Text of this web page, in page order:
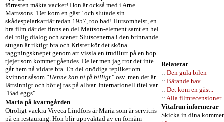
förresten mäkta vacker! Hon är också med i Arne
Mattssons "Det kom en gäst" och slutade sin
skådespelarkarriär redan 1957, too bad! Hursomhelst, en
bra film där det finns en del Mattson-element samt en hel
del rolig dialog och scener. Slutscenerna i den brinnande
stugan är riktigt bra och Krister kör det sköna
raggningsknepet genom att vissla en trudilutt på en hop
tjejer som kommer gåendes. De ler men jag tror det inte
går hem nå vidare bra. En del onödiga repliker om
kvinnor såsom ”Henne kan ni få billigt” osv. men det är
lättsinnigt och bör ej tas på allvar. Internationell titel var
"Bad eggs"
Maria på kvarngården
Otroligt vackra Viveca Lindfors är Maria som är servitris
på en restaurang. Hon blir uppvaktad av en förnäm
Relaterat
:: Den gula bilen
:: Bärande hav
:: Det kom en gäst..
:: Alla filmrecensioner
Vitafrun informerar
Skicka in dina